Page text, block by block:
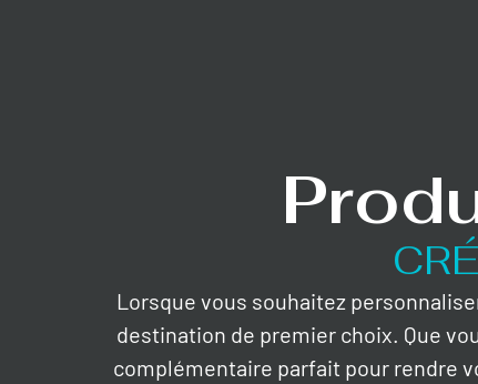
Lorsque vous souhaitez
destination de premier choix. Que
complémentaire parfait pour rendre